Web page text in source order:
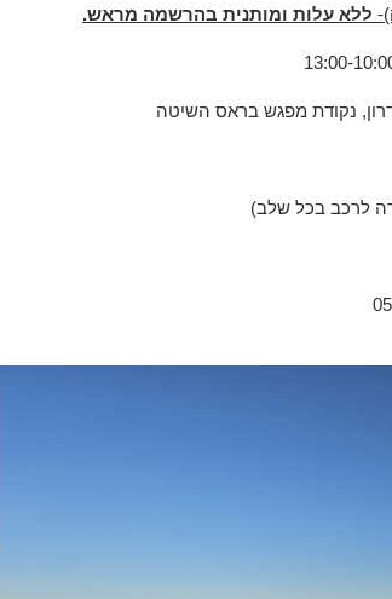
ללא עלות ומותנית בהרשמה מראש.
נקודת מפגש בראס השיטה